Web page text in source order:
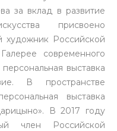
за вклад в развитие
присвоено
художник Российской
современного
выставка
В пространстве
выставка
В 2017 году
член Российской